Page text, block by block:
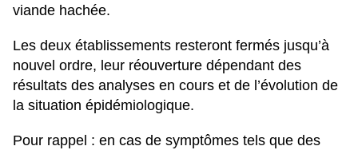
viande hachée.
Les deux établissements resteront fermés jusqu’à
nouvel ordre, leur réouverture dépendant des
résultats des analyses en cours et de l’évolution de
la situation épidémiologique.
Pour rappel : en cas de symptômes tels que des